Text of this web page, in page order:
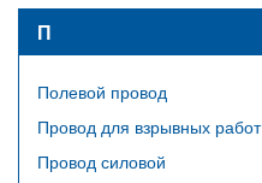
П
Полевой провод
Провод для взрывных работ
Провод силовой